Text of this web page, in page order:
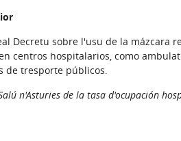
Decretu sobre l'usu de la mázcara
centros hospitalarios, como
de tresporte públicos.
n'Asturies de la tasa d'ocupación